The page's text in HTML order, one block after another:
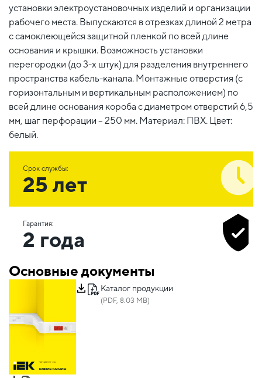
установки электроустановочных изделий и организации
рабочего места. Выпускаются в отрезках длиной 2 метра
с самоклеющейся защитной пленкой по всей длине
основания и крышки. Возможность установки
перегородки (до 3-х штук) для разделения внутреннего
пространства кабель-канала. Монтажные отверстия (с
горизонтальным и вертикальным расположением) по
всей длине основания короба с диаметром отверстий 6,5
мм, шаг перфорации – 250 мм. Материал: ПВХ. Цвет:
белый.
Срок службы:
25 лет
Гарантия:
2 года
Основные документы
Каталог продукции
(PDF, 8.03 MB)